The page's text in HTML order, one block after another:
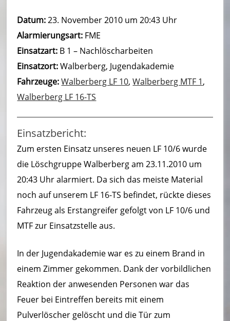
u
e
r
w
e
h
r
B
o
r
n
h
m
–
L
ö
Datum:23. November 2010 um 20:43 Uhr
Alarmierungsart: FME
Einsatzart: B 1 – Nachlöscharbeiten
Einsatzort:Walberberg, Jugendakademie
Fahrzeuge: Walberberg LF 10,Walberberg MTF 1,
Walberberg LF 16-TS
Einsatzbericht:
Zum ersten Einsatz unseres neuen LF 10/6 wurde
die Löschgruppe Walberberg am 23.11.2010 um
20:43 Uhr alarmiert. Da sich das meiste Material
noch auf unserem LF 16-TS befindet, rückte dieses
Fahrzeug als Erstangreifer gefolgt von LF 10/6 und
MTF zur Einsatzstelle aus.
In der Jugendakademie war es zu einem Brand in
einem Zimmer gekommen. Dank der vorbildlichen
Reaktion der anwesenden Personen war das
Feuer bei Eintreffen bereits mit einem
Pulverlöscher gelöscht und die Tür zum